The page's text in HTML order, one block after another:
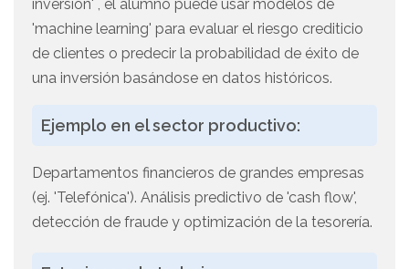
inversión' , el alumno puede usar modelos de
'machine learning' para evaluar el riesgo crediticio
de clientes o predecir la probabilidad de éxito de
una inversión basándose en datos históricos.
Ejemplo en el sector productivo:
Departamentos financieros de grandes empresas
(ej. 'Telefónica'). Análisis predictivo de 'cash flow',
detección de fraude y optimización de la tesorería.